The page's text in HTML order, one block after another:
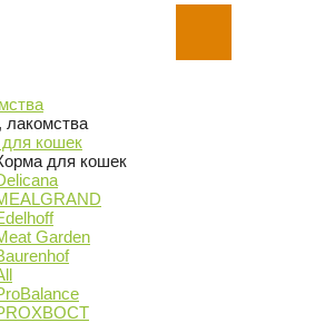
лакомства
кошек
для кошек
Garden